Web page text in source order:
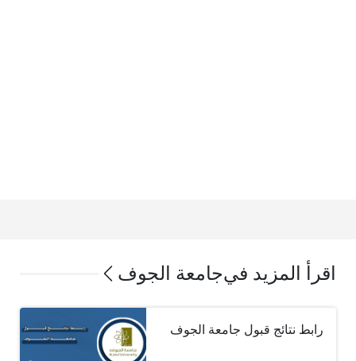
اقرأ المزيد فيجامعة الجوف
رابط نتائج قبول جامعة الجوف